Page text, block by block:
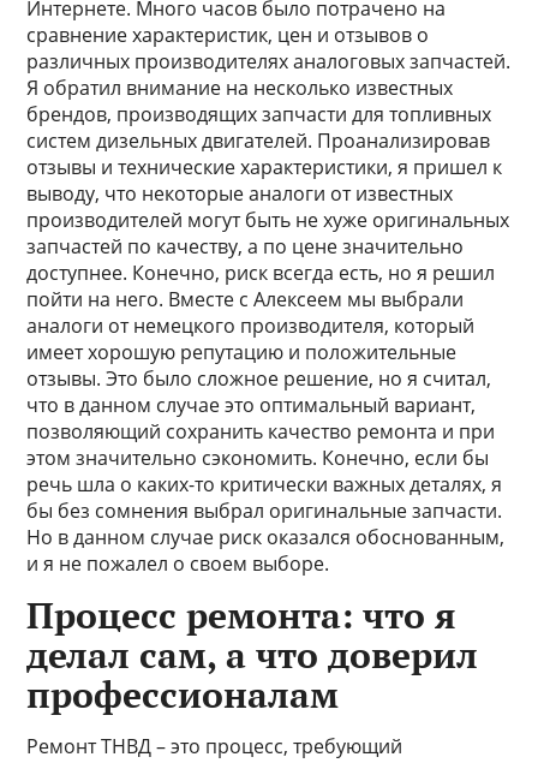
Интернете. Много часов было потрачено на
сравнение характеристик, цен и отзывов о
различных производителях аналоговых запчастей.
Я обратил внимание на несколько известных
брендов, производящих запчасти для топливных
систем дизельных двигателей. Проанализировав
отзывы и технические характеристики, я пришел к
выводу, что некоторые аналоги от известных
производителей могут быть не хуже оригинальных
запчастей по качеству, а по цене значительно
доступнее. Конечно, риск всегда есть, но я решил
пойти на него. Вместе с Алексеем мы выбрали
аналоги от немецкого производителя, который
имеет хорошую репутацию и положительные
отзывы. Это было сложное решение, но я считал,
что в данном случае это оптимальный вариант,
позволяющий сохранить качество ремонта и при
этом значительно сэкономить. Конечно, если бы
речь шла о каких-то критически важных деталях, я
бы без сомнения выбрал оригинальные запчасти.
Но в данном случае риск оказался обоснованным,
и я не пожалел о своем выборе.
Процесс ремонта: что я
делал сам, а что доверил
профессионалам
Ремонт ТНВД – это процесс, требующий